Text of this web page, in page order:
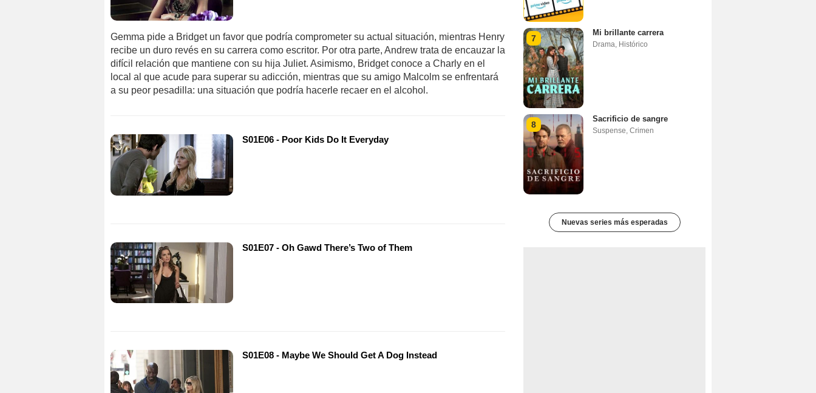
Gemma pide a Bridget un favor que podría comprometer su actual situación, mientras Henry
recibe un duro revés en su carrera como escritor. Por otra parte, Andrew trata de encauzar la
difícil relación que mantiene con su hija Juliet. Asimismo, Bridget conoce a Charly en el
local al que acude para superar su adicción, mientras que su amigo Malcolm se enfrentará
a su peor pesadilla: una situación que podría hacerle recaer en el alcohol.
S01E06 - Poor Kids Do It Everyday
S01E07 - Oh Gawd There’s Two of Them
S01E08 - Maybe We Should Get A Dog Instead
7
Mi brillante carrera
Drama Histórico
8
Sacrificio de sangre
Suspense Crimen
Nuevas series más esperadas